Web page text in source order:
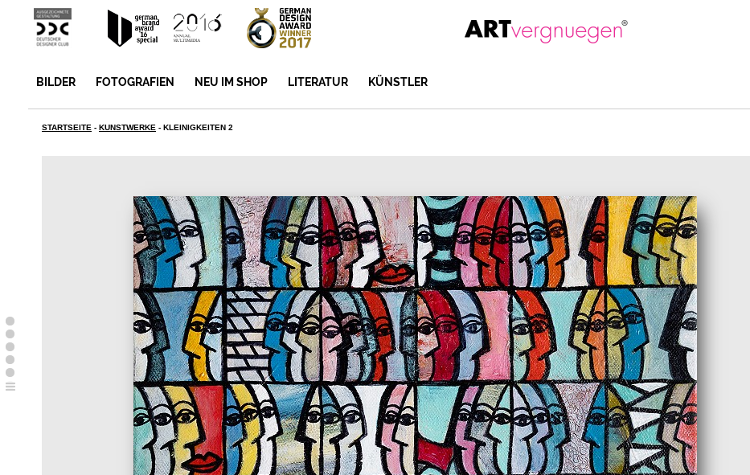
BILDER FOTOGRAFIEN NEU IM SHOP LITERATUR KÜNSTLER
STARTSEITE - KUNSTWERKE - KLEINIGKEITEN 2